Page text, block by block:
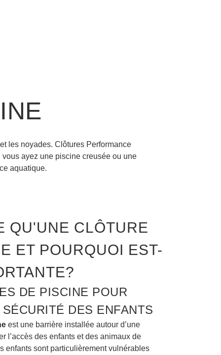
les noyades. Clôtures Performance
ayez une piscine creusée ou une
aquatique.
QU'UNE CLÔTURE
ET POURQUOI EST-
DE PISCINE POUR
DES ENFANTS
est une barrière installée autour d’une
l’accès des enfants et des animaux de
enfants sont particulièrement vulnérables